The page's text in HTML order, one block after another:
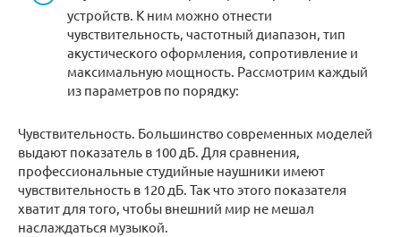
устройств. К ним можно отнести
чувствительность, частотный диапазон, тип
акустического оформления, сопротивление и
максимальную мощность. Рассмотрим каждый
из параметров по порядку:
Чувствительность. Большинство современных моделей
выдают показатель в 100 дБ. Для сравнения,
профессиональные студийные наушники имеют
чувствительность в 120 дБ. Так что этого показателя
хватит для того, чтобы внешний мир не мешал
наслаждаться музыкой.